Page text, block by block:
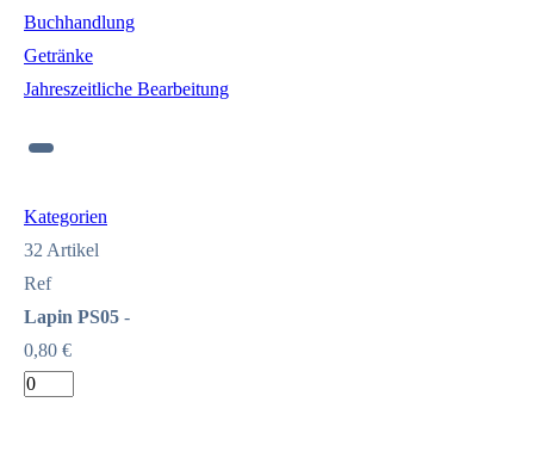
Buchhandlung
Getränke
Jahreszeitliche Bearbeitung
Kategorien
32 Artikel
Ref
Lapin PS05 -
0,80 €